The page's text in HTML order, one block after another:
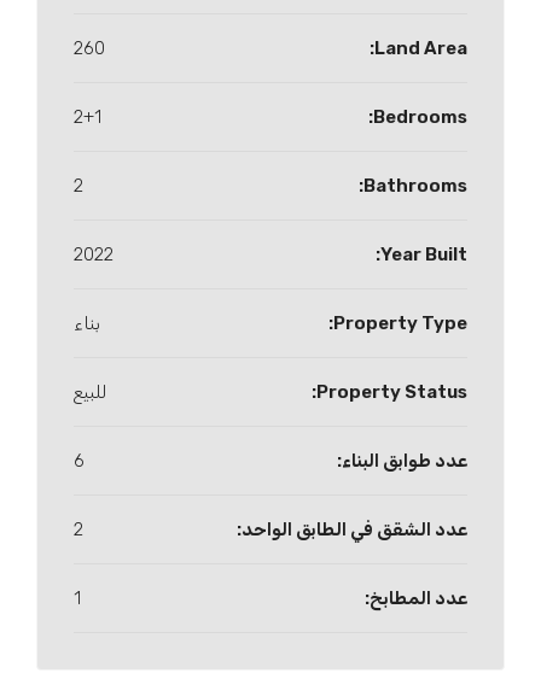
Land Area:
260
Bedrooms:
2+1
Bathrooms:
2
Year Built:
2022
Property Type: بناء
Property Status: للبيع
عدد طوابق البناء: 6
عدد الشقق في الطابق الواحد: 2
عدد المطابخ: 1